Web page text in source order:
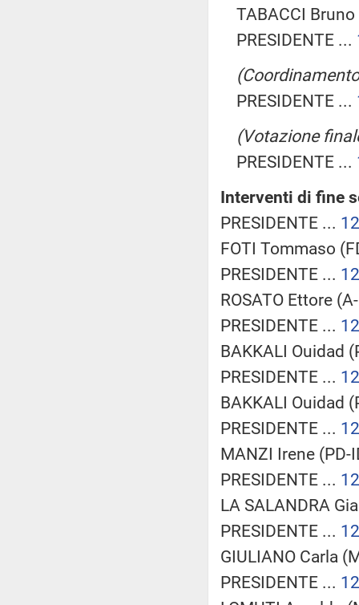
TABACCI
PRESIDENTE ...
PRESIDENTE ...
(Votazione
PRESIDENTE ...
Interventi di fine
PRESIDENTE ...
FOTI Tommaso
PRESIDENTE ...
ROSATO Ettore
PRESIDENTE ...
BAKKALI Ouidad
PRESIDENTE ...
BAKKALI Ouidad
PRESIDENTE ...
MANZI Irene (PD-
PRESIDENTE ...
LA SALANDRA
PRESIDENTE ...
GIULIANO Carla
PRESIDENTE ...